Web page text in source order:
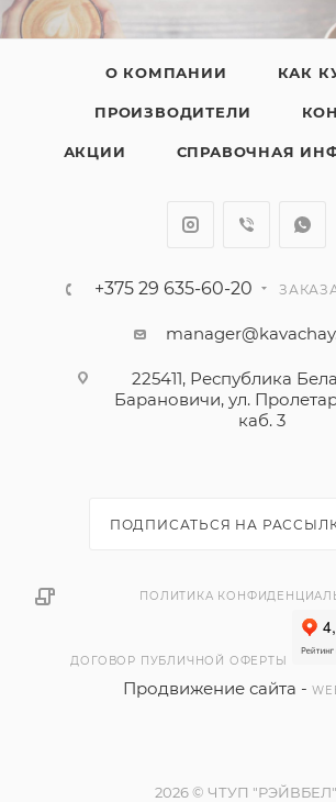
О КОМПАНИИ КАК
ПРОИЗВОДИТЕЛИ
АКЦИИ СПРАВОЧНАЯ
+375 29 635-60-20
225411, Республика
Барановичи, ул.
каб. 3
ПОДПИСАТЬСЯ НА
ПОЛИТИКА
ДОГОВОР ПУБЛИЧНОЙ ОФЕРТЫ
Продвижение сайта -
2026 © ЧТУП "РЭЙВБЕЛ"